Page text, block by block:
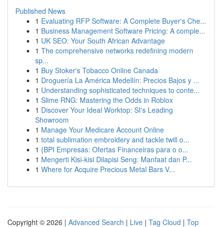
Published News
1 Evaluating RFP Software: A Complete Buyer's Che...
1 Business Management Software Pricing: A comple...
1 UK SEO: Your South African Advantage
1 The comprehensive networks redefining modern
sp...
1 Buy Stoker's Tobacco Online Canada
1 Droguería La América Medellín: Precios Bajos y ...
1 Understanding sophisticated techniques to conte...
1 Slime RNG: Mastering the Odds in Roblox
1 Discover Your Ideal Worktop: SI's Leading
Showroom
1 Manage Your Medicare Account Online
1 total sublimation embroidery and tackle twill o...
1 {BPI Empresas: Ofertas Financeiras para o o...
1 Mengerti Kisi-kisi Dilapisi Seng: Manfaat dan P...
1 Where for Acquire Precious Metal Bars V...
Copyright © 2026 | Advanced Search | Live | Tag Cloud | Top